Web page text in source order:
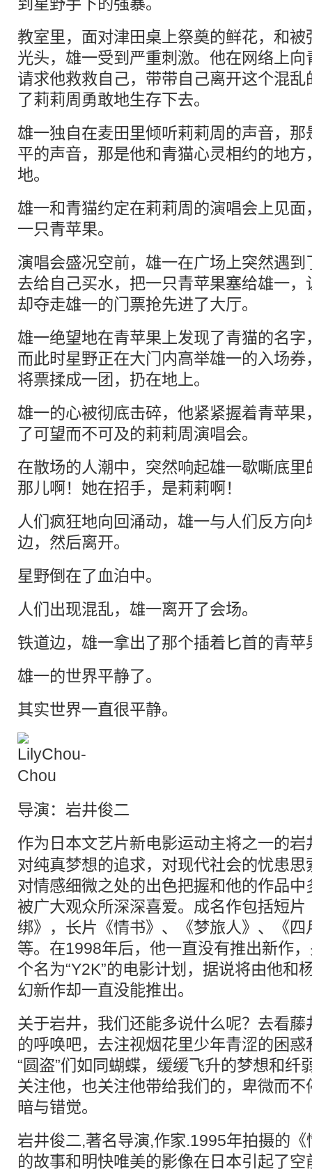
到星野手下的强暴。
教室里，面对津田桌上祭奠的鲜花，和
光头，雄一受到严重刺激。他在网络上
请求他救救自己，带带自己离开这个混
了莉莉周勇敢地生存下去。
雄一独自在麦田里倾听莉莉周的声音，
平的声音，那是他和青猫心灵相约的地
地。
雄一和青猫约定在莉莉周的演唱会上见
一只青苹果。
演唱会盛况空前，雄一在广场上突然遇
去给自己买水，把一只青苹果塞给雄一
却夺走雄一的门票抢先进了大厅。
雄一绝望地在青苹果上发现了青猫的名
而此时星野正在大门内高举雄一的入场
将票揉成一团，扔在地上。
雄一的心被彻底击碎，他紧紧握着青苹
了可望而不可及的莉莉周演唱会。
在散场的人潮中，突然响起雄一歇嘶底
那儿啊！她在招手，是莉莉啊！
人们疯狂地向回涌动，雄一与人们反方
边，然后离开。
星野倒在了血泊中。
人们出现混乱，雄一离开了会场。
铁道边，雄一拿出了那个插着匕首的青苹
雄一的世界平静了。
其实世界一直很平静。
导演：岩井俊二
作为日本文艺片新电影运动主将之一的
对纯真梦想的追求，对现代社会的忧患
对情感细微之处的出色把握和他的作品
被广大观众所深深喜爱。成名作包括短
绑》，长片《情书》、《梦旅人》、《
等。在1998年后，他一直没有推出新作
个名为“Y2K”的电影计划，据说将由他和
幻新作却一直没能推出。
关于岩井，我们还能多说什么呢？去看
的呼唤吧，去注视烟花里少年青涩的困
“圆盗”们如同蝴蝶，缓缓飞升的梦想和
关注他，也关注他带给我们的，卑微而
暗与错觉。
岩井俊二,著名导演,作家.1995年拍摄的
的故事和明快唯美的影像在日本引起了